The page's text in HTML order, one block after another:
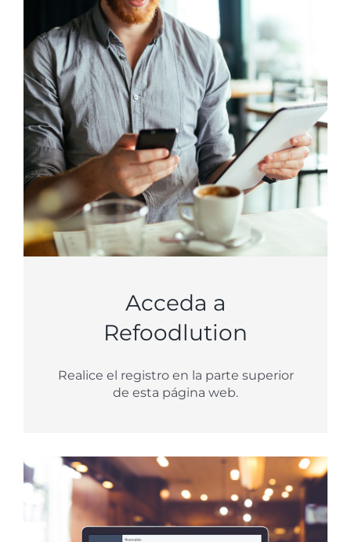
Acceda a
Refoodlution
Realice el registro en la parte superior
de esta página web.